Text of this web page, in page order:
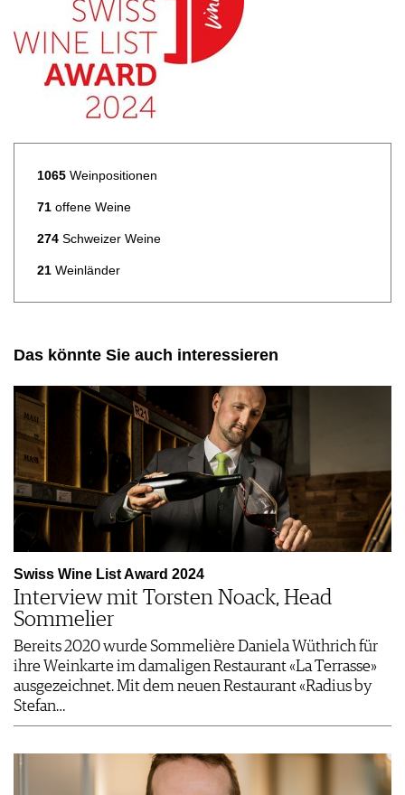
1065 Weinpositionen
71 offene Weine
274 Schweizer Weine
21 Weinländer
Das könnte Sie auch interessieren
Swiss Wine List Award 2024
Interview mit Torsten Noack, Head
Sommelier
Bereits 2020 wurde Sommelière Daniela Wüthrich für
ihre Weinkarte im damaligen Restaurant «La Terrasse»
ausgezeichnet. Mit dem neuen Restaurant «Radius by
Stefan…